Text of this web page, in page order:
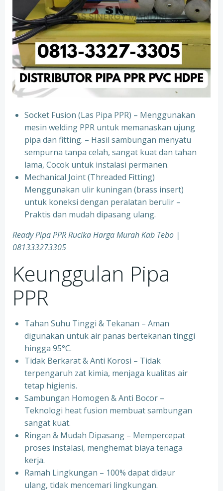
Socket Fusion (Las Pipa PPR) – Menggunakan
mesin welding PPR untuk memanaskan ujung
pipa dan fitting. – Hasil sambungan menyatu
sempurna tanpa celah, sangat kuat dan tahan
lama, Cocok untuk instalasi permanen.
⁠Mechanical Joint (Threaded Fitting)
Menggunakan ulir kuningan (brass insert)
untuk koneksi dengan peralatan berulir –
Praktis dan mudah dipasang ulang.
Ready Pipa PPR Rucika Harga Murah Kab Tebo |
081333273305
Keunggulan Pipa
PPR
Tahan Suhu Tinggi & Tekanan – Aman
digunakan untuk air panas bertekanan tinggi
hingga 95°C.
⁠Tidak Berkarat & Anti Korosi – Tidak
terpengaruh zat kimia, menjaga kualitas air
tetap higienis.
⁠Sambungan Homogen & Anti Bocor –
Teknologi heat fusion membuat sambungan
sangat kuat.
⁠Ringan & Mudah Dipasang – Mempercepat
proses instalasi, menghemat biaya tenaga
kerja.
⁠Ramah Lingkungan – 100% dapat didaur
ulang, tidak mencemari lingkungan.